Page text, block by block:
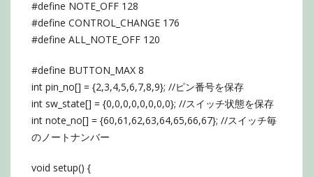
#define NOTE_OFF 128
#define CONTROL_CHANGE 176
#define ALL_NOTE_OFF 120
#define BUTTON_MAX 8
int pin_no[] = {2,3,4,5,6,7,8,9}; //ピン番号を保存
int sw_state[] = {0,0,0,0,0,0,0,0}; //スイッチ状態を保存
int note_no[] = {60,61,62,63,64,65,66,67}; //スイッチ毎
のノートナンバー
void setup() {